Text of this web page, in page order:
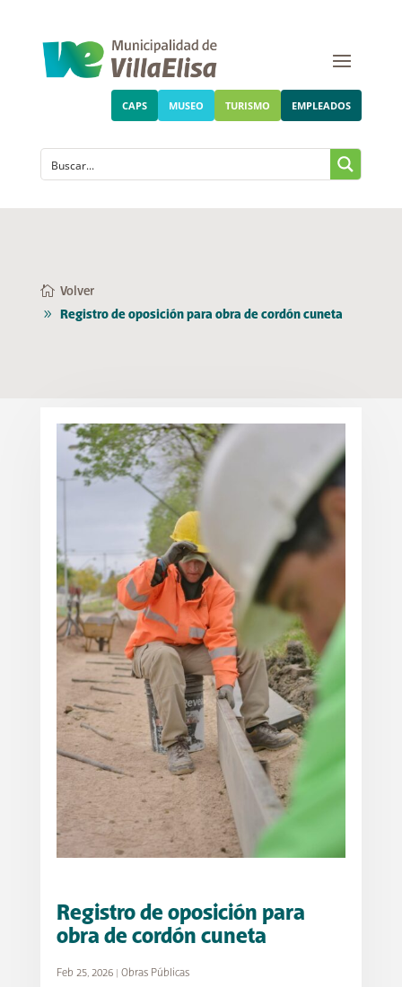
CAPS MUSEO TURISMO EMPLEADOS
Volver
Registro de oposición para obra de cordón cuneta
Registro de oposición para
obra de cordón cuneta
Feb 25, 2026| Obras Públicas